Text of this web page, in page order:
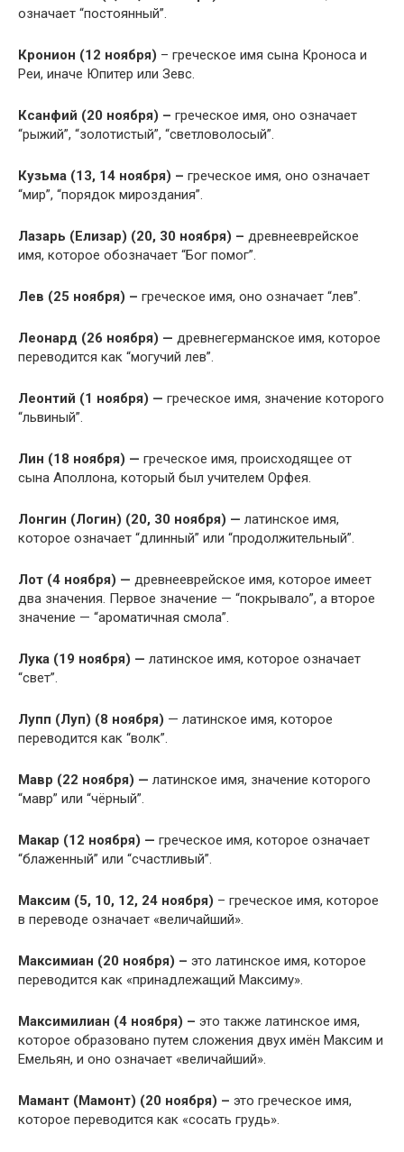
означает “постоянный”.
Кронион (12 ноября) – греческое имя сына Кроноса и
Реи, иначе Юпитер или Зевс.
Ксанфий (20 ноября) – греческое имя, оно означает
“рыжий”, “золотистый”, “светловолосый”.
Кузьма (13, 14 ноября) – греческое имя, оно означает
“мир”, “порядок мироздания”.
Лазарь (Елизар) (20, 30 ноября) – древнееврейское
имя, которое обозначает “Бог помог”.
Лев (25 ноября) – греческое имя, оно означает “лев”.
Леонард (26 ноября) — древнегерманское имя, которое
переводится как “могучий лев”.
Леонтий (1 ноября) — греческое имя, значение которого
“львиный”.
Лин (18 ноября) — греческое имя, происходящее от
сына Аполлона, который был учителем Орфея.
Лонгин (Логин) (20, 30 ноября) — латинское имя,
которое означает “длинный” или “продолжительный”.
Лот (4 ноября) — древнееврейское имя, которое имеет
два значения. Первое значение — “покрывало”, а второе
значение — “ароматичная смола”.
Лука (19 ноября) — латинское имя, которое означает
“свет”.
Лупп (Луп) (8 ноября) — латинское имя, которое
переводится как “волк”.
Мавр (22 ноября) — латинское имя, значение которого
“мавр” или “чёрный”.
Макар (12 ноября) — греческое имя, которое означает
“блаженный” или “счастливый”.
Максим (5, 10, 12, 24 ноября) – греческое имя, которое
в переводе означает «величайший».
Максимиан (20 ноября) – это латинское имя, которое
переводится как «принадлежащий Максиму».
Максимилиан (4 ноября) – это также латинское имя,
которое образовано путем сложения двух имён Максим и
Емельян, и оно означает «величайший».
Мамант (Мамонт) (20 ноября) – это греческое имя,
которое переводится как «сосать грудь».